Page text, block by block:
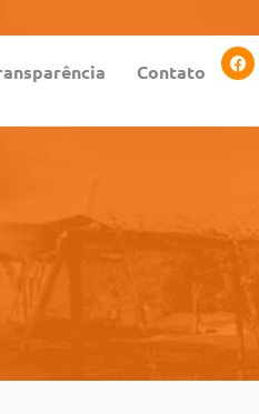
Contato